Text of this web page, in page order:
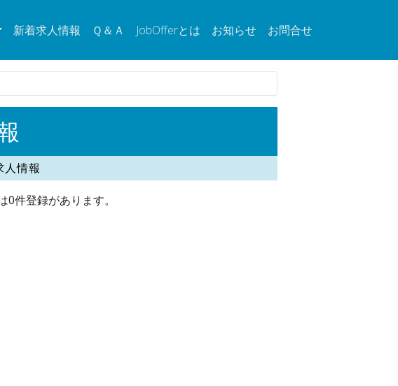
新着求人情報 Ｑ＆Ａ JobOfferとは お知らせ お問合せ
人情報
件登録があります。